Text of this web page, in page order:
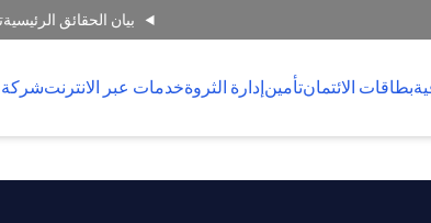
بيان الحقائق الرئيسية
بطاقات الائتمانتأمينإدارة الثروةخدمات عبر الانترنتشركة